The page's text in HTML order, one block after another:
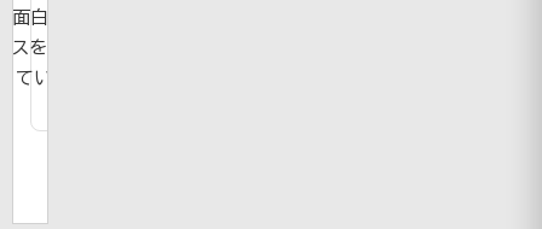
面白ニュー
スを紹介し
ています。